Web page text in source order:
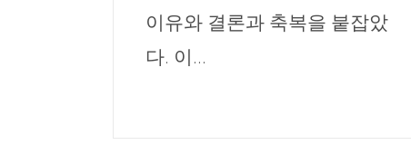
이유와 결론과 축복을 붙잡았
다. 이...